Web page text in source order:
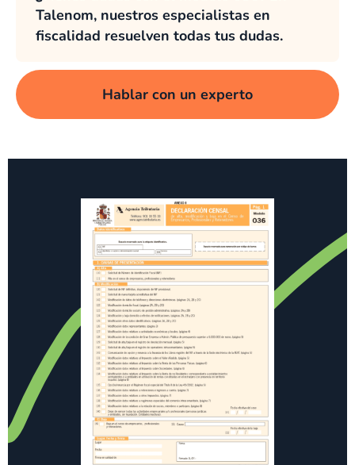
Talenom, nuestros especialistas en
fiscalidad resuelven todas tus dudas.
Hablar con un experto